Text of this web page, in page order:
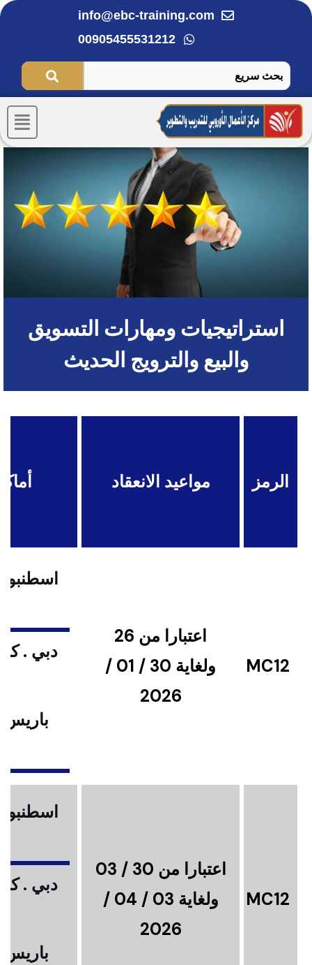
تخطي
info@ebc-training.com
00905455531212
استراتيجيات ومهارات التسويق
والبيع والترويج الحديث
الرمز مواعيد الانعقاد
MC12
اعتبارا من 26
ولغاية 30 / 01 /
2026
دبي .
باريس
MC12
اعتبارا من 30 / 03
ولغاية 03 / 04 /
2026
دبي .
باريس